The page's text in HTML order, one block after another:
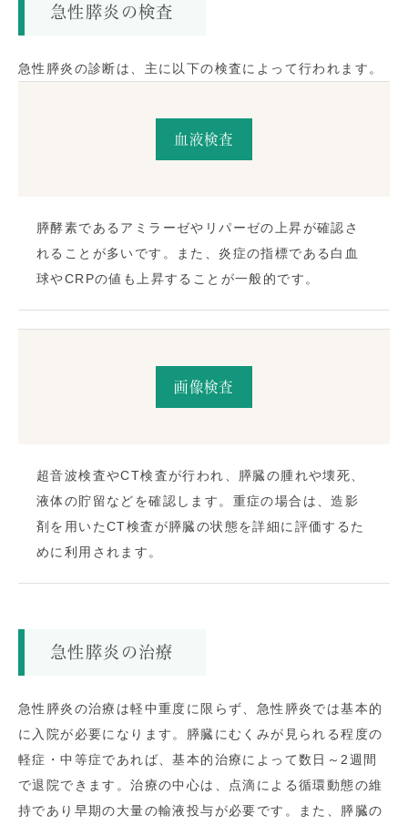
急性膵炎の検査
急性膵炎の診断は、主に以下の検査によって行われます。
血液検査
膵酵素であるアミラーゼやリパーゼの上昇が確認さ
れることが多いです。また、炎症の指標である白血
球やCRPの値も上昇することが一般的です​。
画像検査
超音波検査やCT検査が行われ、膵臓の腫れや壊死、
液体の貯留などを確認します。重症の場合は、造影
剤を用いたCT検査が膵臓の状態を詳細に評価するた
めに利用されます​。
急性膵炎の治療
急性膵炎の治療は軽中重度に限らず、急性膵炎では基本的
に入院が必要になります。膵臓にむくみが見られる程度の
軽症・中等症であれば、基本的治療によって数日～2週間
で退院できます。治療の中心は、点滴による循環動態の維
持であり早期の大量の輸液投与が必要です。また、膵臓の